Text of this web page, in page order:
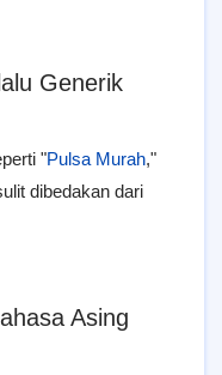
Generik
"Pulsa Murah,"
dibedakan dari
Asing